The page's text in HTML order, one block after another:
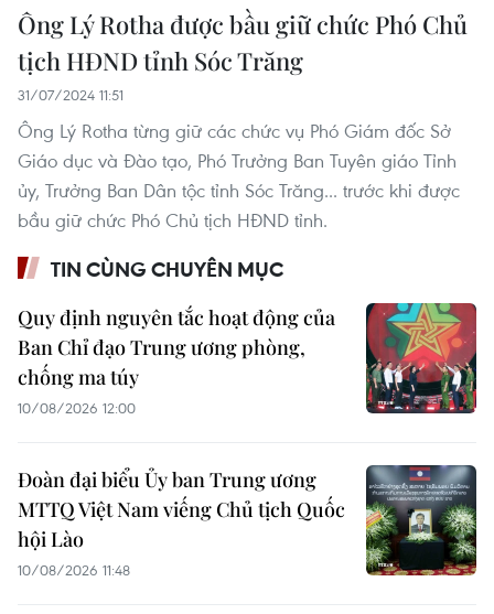
Ông Lý Rotha được bầu giữ chức Phó Chủ
tịch HĐND tỉnh Sóc Trăng
31/07/2024 11:51
Ông Lý Rotha từng giữ các chức vụ Phó Giám đốc Sở
Giáo dục và Đào tạo, Phó Trưởng Ban Tuyên giáo Tỉnh
ủy, Trưởng Ban Dân tộc tỉnh Sóc Trăng... trước khi được
bầu giữ chức Phó Chủ tịch HĐND tỉnh.
TIN CÙNG CHUYÊN MỤC
Quy định nguyên tắc hoạt động của
Ban Chỉ đạo Trung ương phòng,
chống ma túy
10/08/2026 12:00
Đoàn đại biểu Ủy ban Trung ương
MTTQ Việt Nam viếng Chủ tịch Quốc
hội Lào
10/08/2026 11:48